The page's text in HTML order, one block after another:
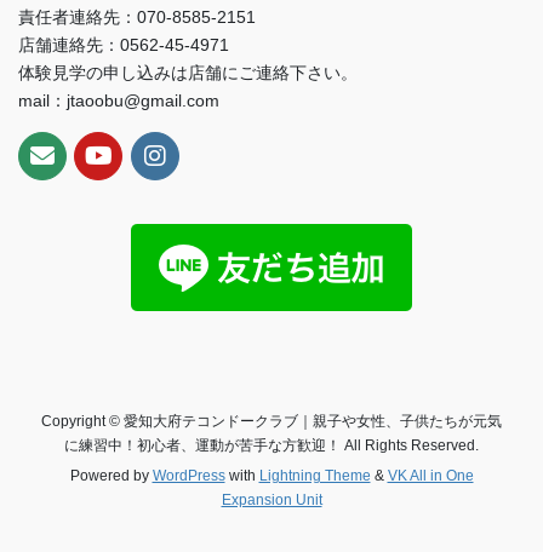
責任者連絡先：070-8585-2151
店舗連絡先：0562-45-4971
体験見学の申し込みは店舗にご連絡下さい。
mail：jtaoobu@gmail.com
Copyright © 愛知大府テコンドークラブ｜親子や女性、子供たちが元気
に練習中！初心者、運動が苦手な方歓迎！ All Rights Reserved.
Powered by WordPresswith Lightning Theme & VK All in One
Expansion Unit